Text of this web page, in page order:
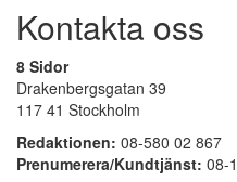
Kontakta oss
8 Sidor
Drakenbergsgatan 39
117 41 Stockholm
Redaktionen: 08-580 02 867
Prenumerera/Kundtjänst: 08-